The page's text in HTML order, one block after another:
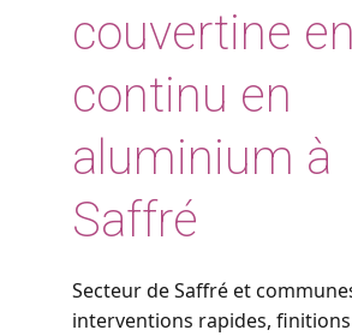
couvertine en
continu en
aluminium à
Saffré
Secteur de Saffré et
interventions rapides,